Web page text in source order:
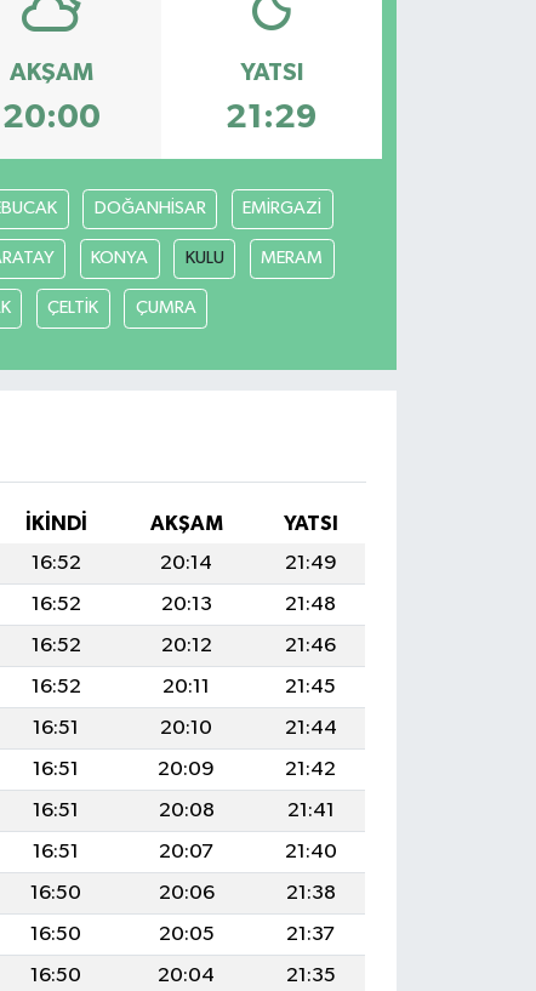
AKŞAM
20:00
YATSI
21:29
DOĞANHİSAR EMİRGAZİ
KONYA KULU MERAM
ÇELTİK ÇUMRA
İKINDI AKŞAM
YATSI
16:52 20:14
21:49
16:52 20:13
21:48
16:52 20:12
21:46
16:52 20:11
21:45
16:51 20:10
21:44
16:51 20:09
21:42
16:51 20:08
21:41
16:51 20:07
21:40
16:50 20:06
21:38
16:50 20:05
21:37
16:50 20:04
21:35